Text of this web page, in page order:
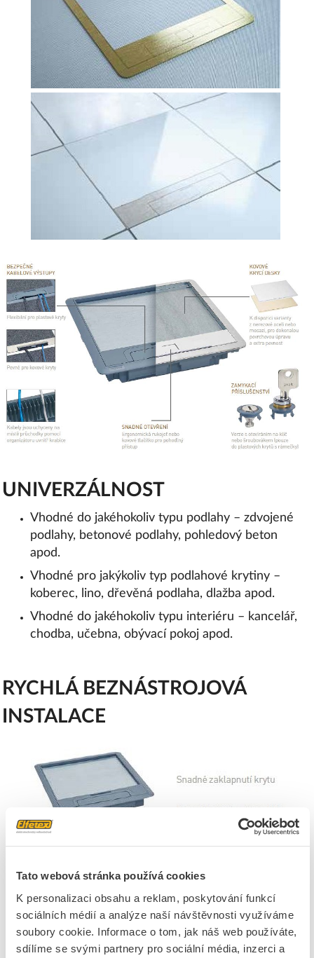
Tato webová stránka používá cookies
K personalizaci obsahu a reklam, poskytování funkcí
sociálních médií a analýze naší návštěvnosti využíváme
soubory cookie. Informace o tom, jak náš web používáte,
sdílíme se svými partnery pro sociální média, inzerci a
UNIVERZÁLNOST
Vhodné do jakéhokoliv typu podlahy – zdvojené
podlahy, betonové podlahy, pohledový beton
apod.
Vhodné pro jakýkoliv typ podlahové krytiny –
koberec, lino, dřevěná podlaha, dlažba apod.
Vhodné do jakéhokoliv typu interiéru – kancelář,
chodba, učebna, obývací pokoj apod.
RYCHLÁ BEZNÁSTROJOVÁ
INSTALACE